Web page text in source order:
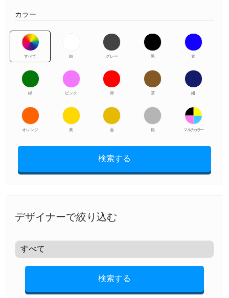
カラー
すべて 白 グレー 黒 青
緑 ピンク 赤 茶 紺
オレンジ 黃 金 銀 マルチカラー
検索する
デザイナーで絞り込む
検索する